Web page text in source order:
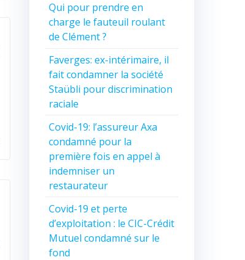
Qui pour prendre en
charge le fauteuil roulant
de Clément ?
Faverges: ex-intérimaire, il
fait condamner la société
Staübli pour discrimination
raciale
Covid-19: l’assureur Axa
condamné pour la
première fois en appel à
indemniser un
restaurateur
Covid-19 et perte
d’exploitation : le CIC-Crédit
Mutuel condamné sur le
fond